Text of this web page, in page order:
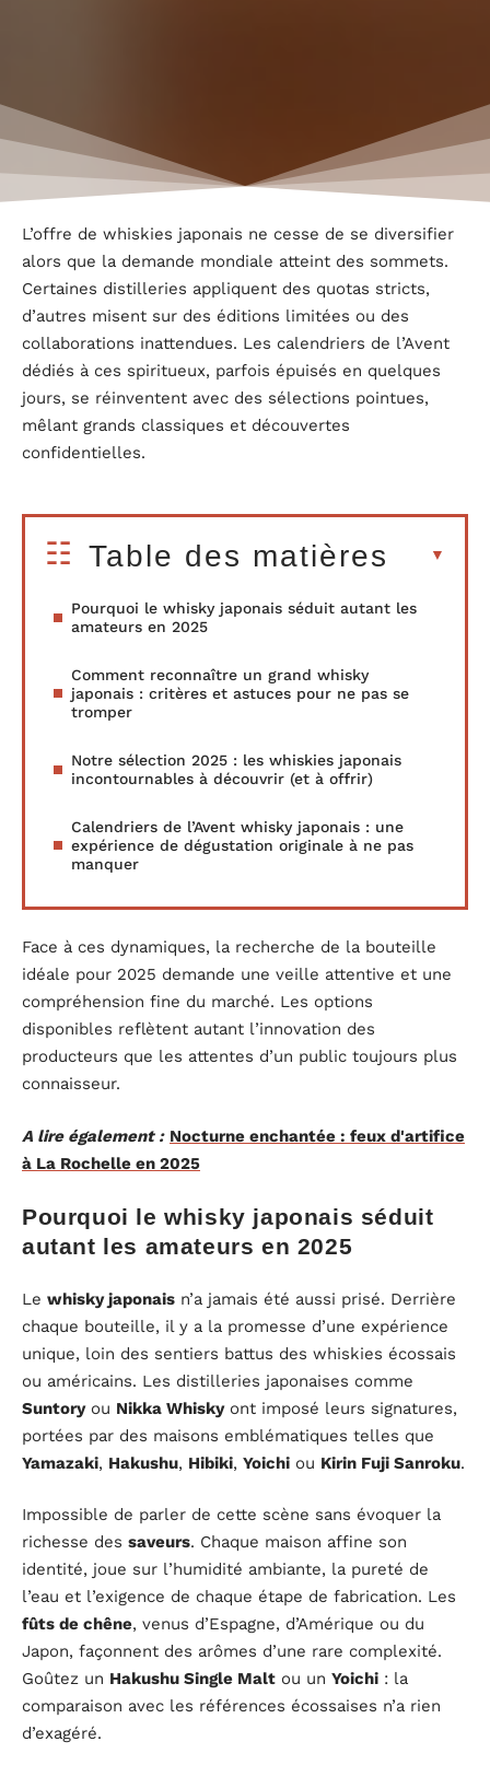
L’offre de whiskies japonais ne cesse de se diversifier
alors que la demande mondiale atteint des sommets.
Certaines distilleries appliquent des quotas stricts,
d’autres misent sur des éditions limitées ou des
collaborations inattendues. Les calendriers de l’Avent
dédiés à ces spiritueux, parfois épuisés en quelques
jours, se réinventent avec des sélections pointues,
mêlant grands classiques et découvertes
confidentielles.
Table des matières
Pourquoi le whisky japonais séduit autant les
amateurs en 2025
Comment reconnaître un grand whisky
japonais : critères et astuces pour ne pas se
tromper
Notre sélection 2025 : les whiskies japonais
incontournables à découvrir (et à offrir)
Calendriers de l’Avent whisky japonais : une
expérience de dégustation originale à ne pas
manquer
Face à ces dynamiques, la recherche de la bouteille
idéale pour 2025 demande une veille attentive et une
compréhension fine du marché. Les options
disponibles reflètent autant l’innovation des
producteurs que les attentes d’un public toujours plus
connaisseur.
A lire également : Nocturne enchantée : feux d'artifice
à La Rochelle en 2025
Pourquoi le whisky japonais séduit
autant les amateurs en 2025
Le whisky japonais n’a jamais été aussi prisé. Derrière
chaque bouteille, il y a la promesse d’une expérience
unique, loin des sentiers battus des whiskies écossais
ou américains. Les distilleries japonaises comme
Suntoryou Nikka Whiskyont imposé leurs signatures,
portées par des maisons emblématiques telles que
Yamazaki, Hakushu, Hibiki, Yoichi ou Kirin Fuji Sanroku.
Impossible de parler de cette scène sans évoquer la
richesse des saveurs. Chaque maison affine son
identité, joue sur l’humidité ambiante, la pureté de
l’eau et l’exigence de chaque étape de fabrication. Les
fûts de chêne, venus d’Espagne, d’Amérique ou du
Japon, façonnent des arômes d’une rare complexité.
Goûtez un Hakushu Single Malt ou un Yoichi : la
comparaison avec les références écossaises n’a rien
d’exagéré.